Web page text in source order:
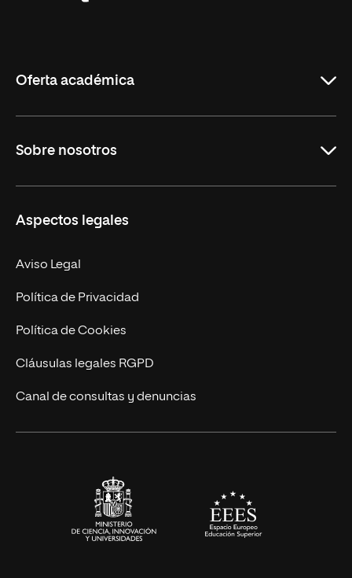
Oferta académica
Derecho
Empresa
MBA
Marketing y Comunicación
Ingeniería
Diseño
Ciencias de la Salud
Sobre nosotros
Nuestro Equipo
Contacto
Aspectos legales
Aviso Legal
Política de Privacidad
Política de Cookies
Cláusulas legales RGPD
Canal de consultas y denuncias